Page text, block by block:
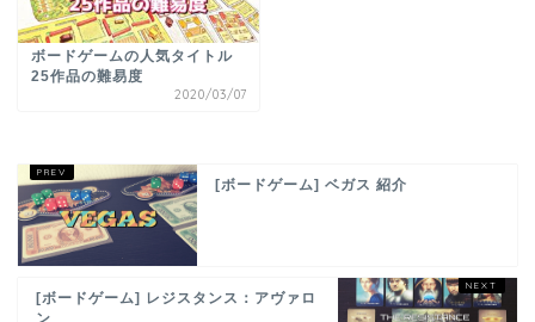
ボードゲームの人気タイトル
25作品の難易度
2020/03/07
[ボードゲーム] ベガス 紹介
[ボードゲーム] レジスタンス：アヴァロ
ン